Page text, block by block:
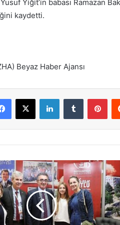
Yiğit’in babası Ramazan
kaydetti.
Beyaz Haber Ajansı